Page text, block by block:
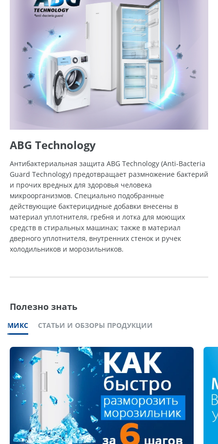
ABG Technology
Антибактериальная защита ABG Technology (Anti-Bacteria
Guard Technology) предотвращает размножение бактерий
и прочих вредных для здоровья человека
микроорганизмов. Специально подобранные
действующие бактерицидные добавки внесены в
материал уплотнителя, гребня и лотка для моющих
средств в стиральных машинах; также в материал
дверного уплотнителя, внутренних стенок и ручек
холодильников и морозильников.
Полезно знать
МИКС СТАТЬИ И ОБЗОРЫ ПРОДУКЦИИ